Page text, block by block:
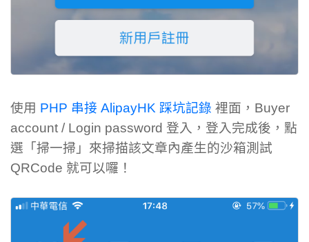
使用 PHP 串接 AlipayHK 踩坑記錄 裡面，Buyer
account / Login password 登入，登入完成後，點
選「掃一掃」來掃描該文章內產生的沙箱測試
QRCode 就可以囉！